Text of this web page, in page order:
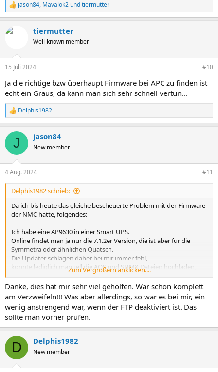
R
e
k
e
:
jason84, Mavalok2 undtiermutter
tiermutter
Well-known member
15 Juli 2024 #10
Ja die richtige bzw überhaupt Firmware bei APC zu finden ist
echt ein Graus, da kann man sich sehr schnell vertun...
R
e
k
i
e
n
Delphis1982
J jason84
New member
4 Aug. 2024 #11
Delphis1982 schrieb:
Da ich bis heute das gleiche bescheuerte Problem mit der Firmware
der NMC hatte, folgendes:
Ich habe eine AP9630 in einer Smart UPS.
Online findet man ja nur die 7.1.2er Version, die ist aber für die
Symmetra oder ähnlichen Quatsch.
Die Updater schlagen daher bei mir immer fehl,
konnte lediglich manuell die AOS und SUMX Dateien hochladen,
aber der Bootmon wollte nie, daher scheitern auch die Updater.
Am Ende funktioniert die Karte zwar auf diese Weise, aber sauber
finde ich das nicht,
wenn der Updater mir entgegenkotzt, dass ich die angeblich falsche
Firmware habe.
Am Ende habe ich festgestellt, dass die aktuelle Version für die
9630/9631 nicht die 7.1.2, sondern die 7.1.6 ist.
Da läuft dann endlich tatsächlich alles fehlerfrei durch.
Für alle, die also das Problem endlich behoben wissen wollen,
schreibt mich einfach an.
Wer Angst for der EXE hat, kann die einzelnen Files natürlich auch
Zum Vergrößern anklicken....
Danke, dies hat mir sehr viel geholfen. War schon komplett
am Verzweifeln!!! Was aber allerdings, so war es bei mir, ein
wenig anstrengend war, wenn der FTP deaktiviert ist. Das
sollte man vorher prüfen.
D Delphis1982
New member